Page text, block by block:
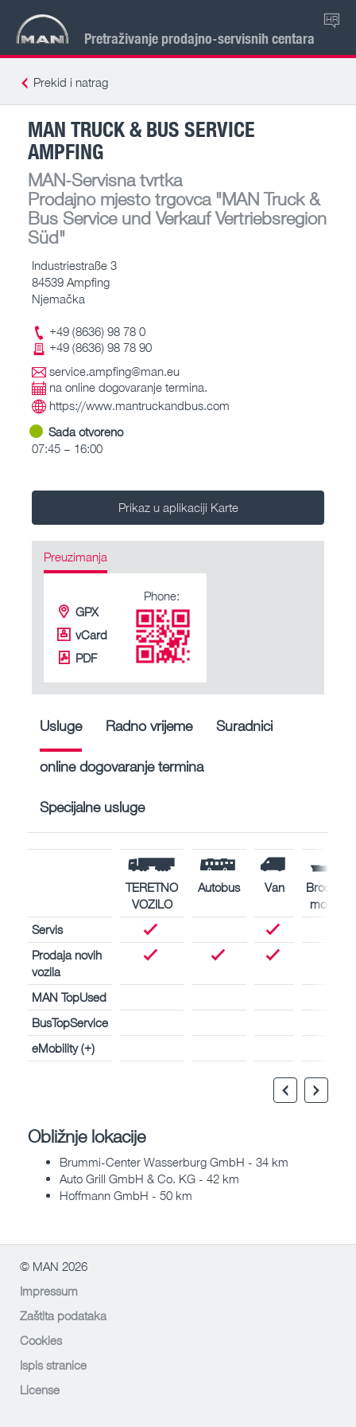
Pretraživanje prodajno-servisnih centara
HR
Prekid i natrag
MAN TRUCK & BUS SERVICE
AMPFING
MAN-Servisna tvrtka
Prodajno mjesto trgovca"MAN Truck &
Bus Service und Verkauf Vertriebsregion
Süd"
Industriestraße 3
84539 Ampfing
Njemačka
+49 (8636) 98 78 0
+49 (8636) 98 78 90
service.ampfing@man.eu
na online dogovaranje termina.
https://www.mantruckandbus.com
Sada otvoreno
07:45 – 16:00
Prikaz u aplikaciji Karte
Preuzimanja
GPX
vCard
PDF
Phone:
Usluge Radno vrijeme Suradnici
online dogovaranje termina
Specijalne usluge
TERETNO
VOZILO
Autobus Van
Brodski
motori
Servis
Prodaja novih
vozila
MAN TopUsed
BusTopService
eMobility (+)
Obližnje lokacije
Brummi-Center Wasserburg GmbH - 34 km
Auto Grill GmbH & Co. KG - 42 km
Hoffmann GmbH - 50 km
© MAN 2026
Impressum
Zaštita podataka
Cookies
Ispis stranice
License